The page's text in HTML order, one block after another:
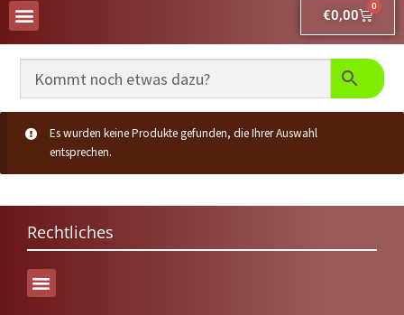
€0,00
0
Es wurden keine Produkte gefunden, die Ihrer Auswahl
entsprechen.
Rechtliches